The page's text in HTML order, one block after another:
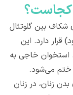
کجاست؟
شکاف بین گلوتئال
قرار دارد. این
استخوان خاجی به
ختم می‌شود.
زنان، در زنان